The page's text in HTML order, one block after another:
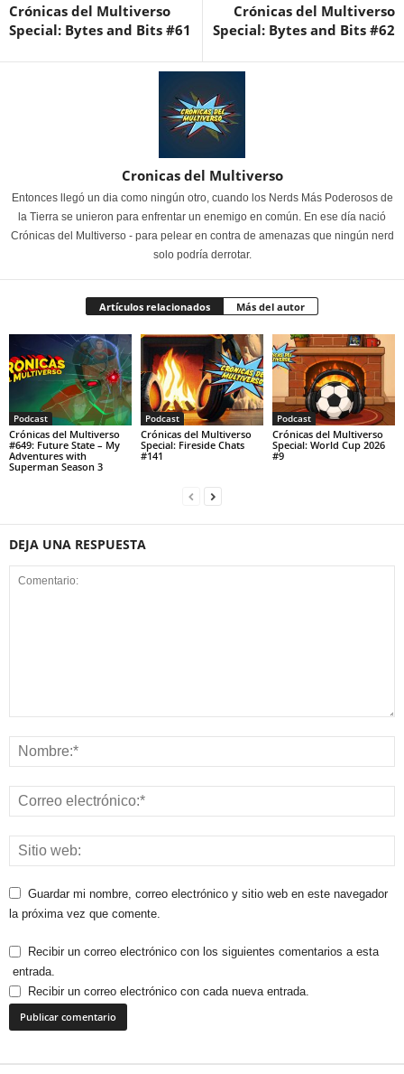
Crónicas del Multiverso
Special: Bytes and Bits #61
Crónicas del Multiverso
Special: Bytes and Bits #62
Cronicas del Multiverso
Entonces llegó un dia como ningún otro, cuando los Nerds Más Poderosos de
la Tierra se unieron para enfrentar un enemigo en común. En ese día nació
Crónicas del Multiverso - para pelear en contra de amenazas que ningún nerd
solo podría derrotar.
Artículos relacionados Más del autor
Podcast
Crónicas del Multiverso
#649: Future State – My
Adventures with
Superman Season 3
Podcast
Crónicas del Multiverso
Special: Fireside Chats
#141
Podcast
Crónicas del Multiverso
Special: World Cup 2026
#9
DEJA UNA RESPUESTA
Guardar mi nombre, correo electrónico y sitio web en este navegador
la próxima vez que comente.
Recibir un correo electrónico con los siguientes comentarios a esta
entrada.
Recibir un correo electrónico con cada nueva entrada.